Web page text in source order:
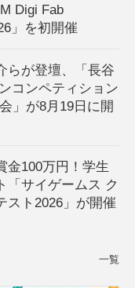
Digi Fab
」を初開催
らが登壇、「長谷
コンペティション
」が8月19日に開
金100万円！学生
「サイゲームス ク
スト2026」が開催
一覧